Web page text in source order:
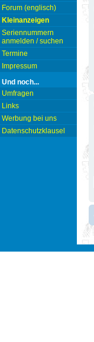
Forum (englisch)
Kleinanzeigen
Seriennummern
anmelden / suchen
Termine
Impressum
Und noch...
Umfragen
Links
Werbung bei uns
Datenschutzklausel